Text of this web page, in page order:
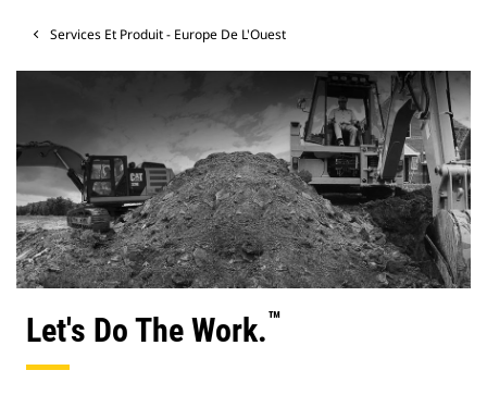
Services Et Produit - Europe De L'Ouest
Let's Do The Work.™